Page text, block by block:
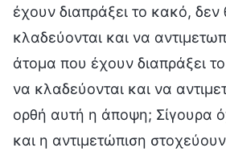
έχουν διαπράξει το κακό, δεν
κλαδεύονται και να
άτομα που έχουν διαπράξει
να κλαδεύονται και να
ορθή αυτή η άποψη; Σίγουρα
και η αντιμετώπιση